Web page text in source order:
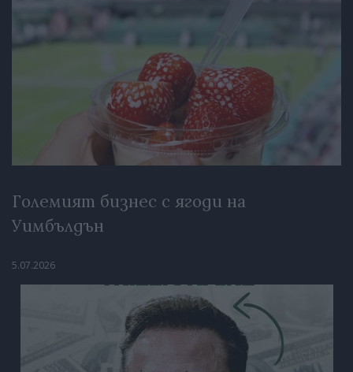
Големият бизнес с ягоди на
Уимбълдън
5.07.2026